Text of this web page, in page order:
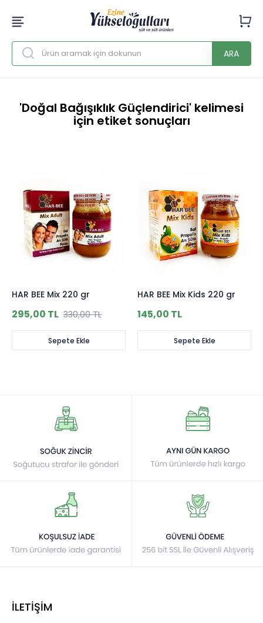
ARA
'Doğal Bağışıklık Güçlendirici' kelimesi
için etiket sonuçları
HAR BEE Mix 220 gr
295,00 TL 330,00 TL
Sepete Ekle
HAR BEE Mix Kids 220 gr
145,00 TL
Sepete Ekle
İLETİŞİM